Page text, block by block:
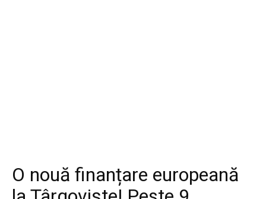
O nouă finanțare europeană